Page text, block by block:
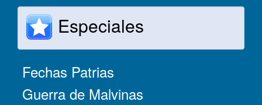
Especiales
Fechas Patrias
Guerra de Malvinas